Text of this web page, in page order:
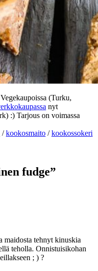
(Turku,
nyt
:) Tarjous on voimassa
/kookosmaito /kookossokeri
fudge”
maidosta tehnyt kinuskia
teholla. Onnistuisikohan
; ) ?